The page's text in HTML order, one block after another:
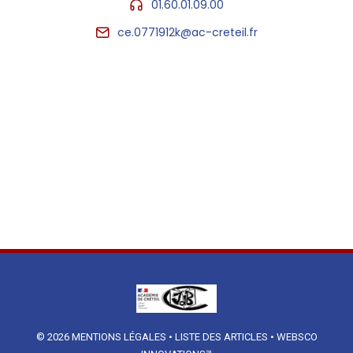
01.60.01.09.00
ce.0771912k@ac-creteil.fr
© 2026 MENTIONS LÉGALES • LISTE DES ARTICLES • WEBSCO